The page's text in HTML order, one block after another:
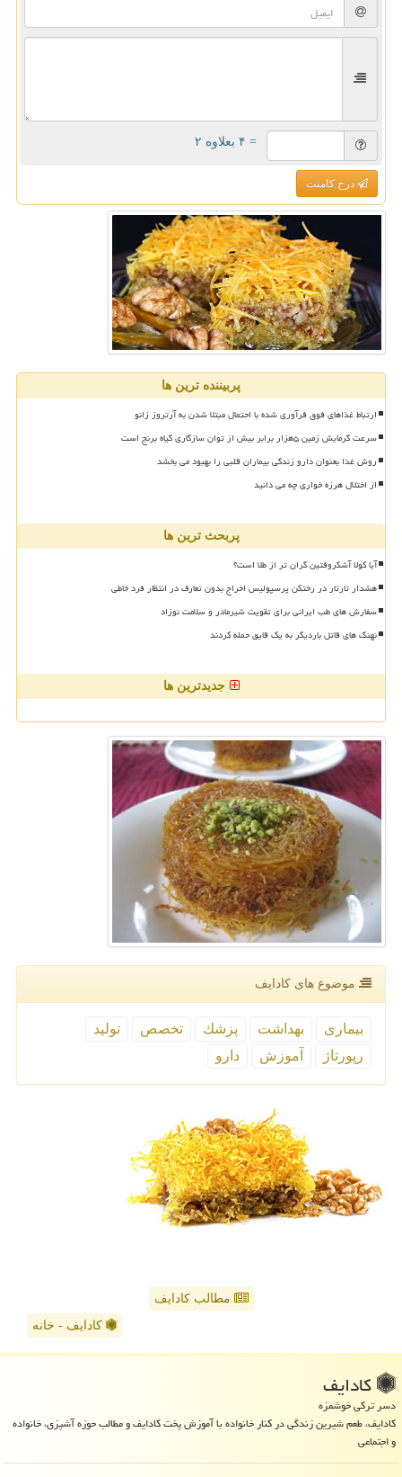
= ۴ بعلاوه ۲
درج کامنت
پربیننده ترین ها
ارتباط غذاهای فوق فرآوری شده با احتمال مبتلا شدن به آرتروز زانو
سرعت گرمایش زمین ۵هزار برابر بیش از توان سازگاری گیاه برنج است
روش غذا بعنوان دارو زندگی بیماران قلبی را بهبود می بخشد
از اختلال هرزه خواری چه می دانید
پربحث ترین ها
آیا کولا آشکروفتین گران تر از طلا است؟
هشدار تارتار در رختکن پرسپولیس اخراج بدون تعارف در انتظار فرد خاطی
سفارش های طب ایرانی برای تقویت شیرمادر و سلامت نوزاد
نهنگ های قاتل باردیگر به یک قایق حمله کردند
جدیدترین ها
موضوع های كادایف
بیماری بهداشت پزشك تخصص
تولید
رپورتاژ
آموزش دارو
مطالب کادایف
کادایف - خانه
كادایف
دسر ترکی خوشمزه
کادایف، طعم شیرین زندگی در کنار خانواده با آموزش پخت کادایف و مطالب حوزه آشپزی، خانواده
و اجتماعی